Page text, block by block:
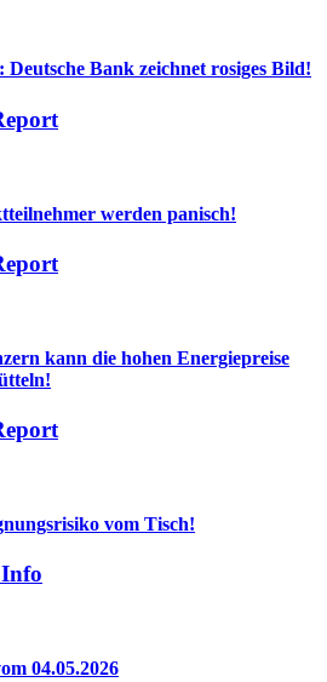
Bank zeichnet rosiges Bild!
werden panisch!
kann die hohen Energiepreise
vom Tisch!
04.05.2026